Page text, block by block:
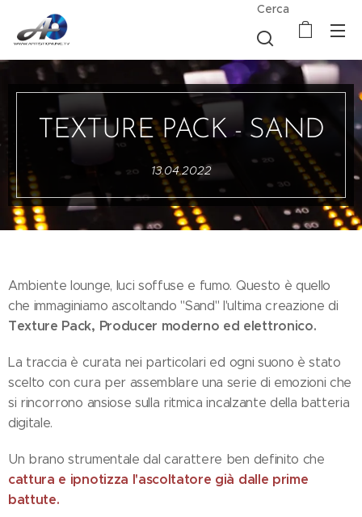
Cerca
TEXTURE PACK - SAND
13.04.2022
Ambiente lounge, luci soffuse e fumo. Questo è quello
che immaginiamo ascoltando "Sand" l'ultima creazione di
Texture Pack, Producer moderno ed elettronico.
La traccia è curata nei particolari ed ogni suono è stato
scelto con cura per assemblare una serie di emozioni che
si rincorrono ansiose sulla ritmica incalzante della batteria
digitale.
Un brano strumentale dal carattere ben definito che
cattura e ipnotizza l'ascoltatore già dalle prime
battute.